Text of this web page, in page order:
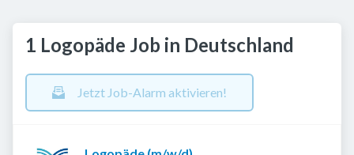
1 Logopäde Job in Deutschland
Jetzt Job-Alarm aktivieren!